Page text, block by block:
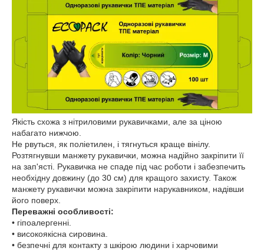
Якість схожа з нітриловими рукавичками, але за ціною
набагато нижчою.
Не рвуться, як поліетилен, і тягнуться краще вінілу.
Розтягнувши манжету рукавички, можна надійно закріпити її
на зап'ясті. Рукавичка не спаде під час роботи і забезпечить
необхідну довжину (до 30 см) для кращого захисту. Також
манжету рукавички можна закріпити нарукавником, надівши
його поверх.
Переважні особливості:
• гіпоалергенні.
• високоякісна сировина.
• безпечні для контакту з шкірою людини і харчовими